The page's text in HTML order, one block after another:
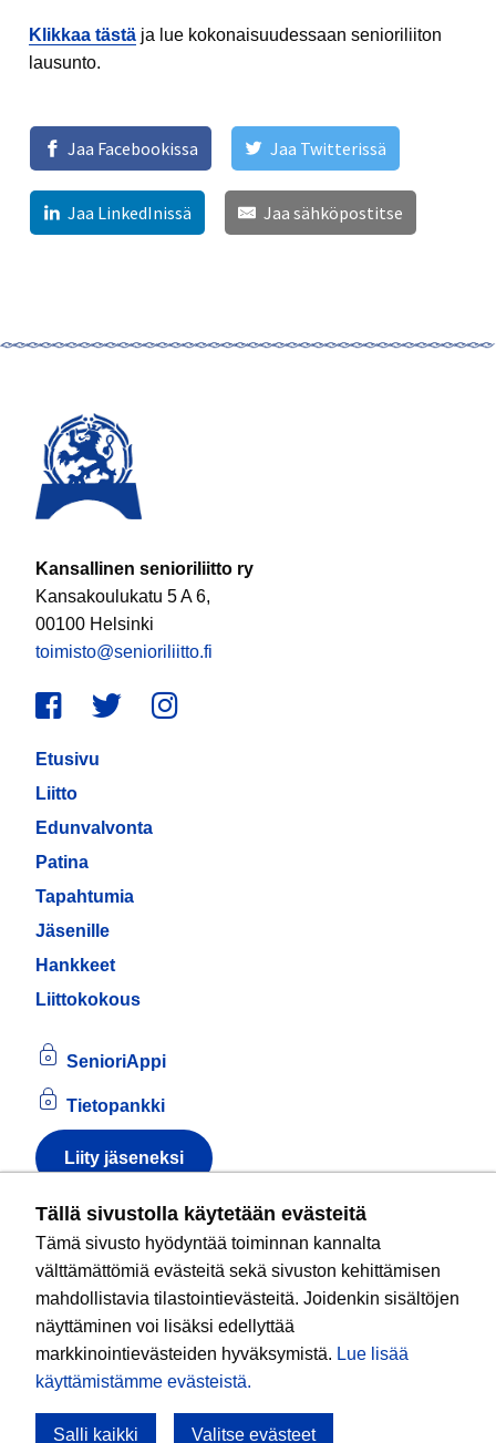
Tällä sivustolla käytetään evästeitä
Tämä sivusto hyödyntää toiminnan kannalta
välttämättömiä evästeitä sekä sivuston kehittämisen
mahdollistavia tilastointievästeitä. Joidenkin sisältöjen
näyttäminen voi lisäksi edellyttää
markkinointievästeiden hyväksymistä. Lue lisää
käyttämistämme evästeistä.​​​​​​
Salli kaikki Valitse evästeet
Klikkaa tästä ja lue kokonaisuudessaan senioriliiton
lausunto.
Jaa Facebookissa Jaa Twitterissä
Jaa LinkedInissä Jaa sähköpostitse
Kansallinen senioriliitto ry
Kansakoulukatu 5 A 6,
00100 Helsinki
toimisto@senioriliitto.fi
Facebook
TwitterInstagram
Etusivu
Liitto
Edunvalvonta
Patina
Tapahtumia
Jäsenille
Hankkeet
Liittokokous
SenioriAppi
Tietopankki
Liity jäseneksi
Tietoa evästeistä
Kansallinen senioriliitto ryon valtakunnallinen
eläkeläisjärjestö, joka edistää ikääntyvien ja
eläkeläisten sosiaalista turvallisuutta ja hyvinvointia
sekä valvoo heidän oikeuksiaan liiton arvoja
noudattaen. Liitto on puolueisiin kuulumaton.
Tule mukaan!